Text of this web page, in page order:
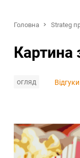
Головна Strateg
огляд